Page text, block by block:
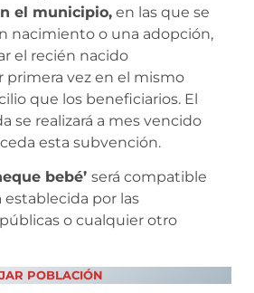
el municipio, en las que se
nacimiento o una adopción,
el recién nacido
vez en el mismo
que los beneficiarios. El
se realizará a mes vencido
esta subvención.
bebé’ será compatible
por las
o cualquier otro
POBLACIÓN